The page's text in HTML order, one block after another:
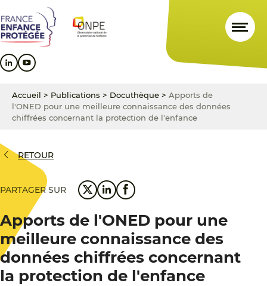
au
contenu
principal
au
menu
principal
au
pied
de
Accueil > Publications > Docuthèque > Apports de
l'ONED pour une meilleure connaissance des données
chiffrées concernant la protection de l'enfance
RETOUR
PARTAGER SUR
Apports de l'ONED pour une
meilleure connaissance des
données chiffrées concernant
la protection de l'enfance